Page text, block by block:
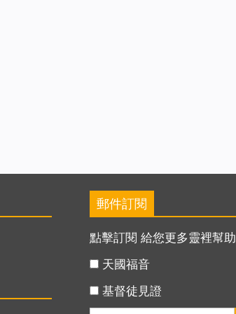
郵件訂閱
點擊訂閱 給您更多靈裡幫助
天國福音
基督徒見證